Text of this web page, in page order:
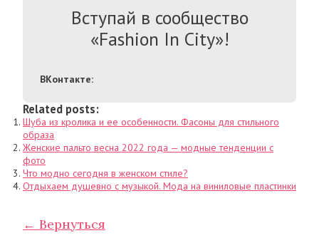
Вступай в сообщество
«Fashion In City»!
ВКонтакте:
Related posts:
Шуба из кролика и ее особенности. Фасоны для стильного
образа
Женские пальто весна 2022 года — модные тенденции с
фото
Что модно сегодня в женском стиле?
Отдыхаем душевно с музыкой. Мода на виниловые пластинки
← Вернуться